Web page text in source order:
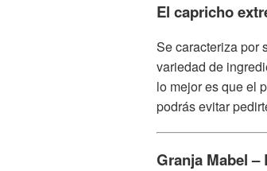
El capricho
Se caracteriza por
variedad de
lo mejor es que el
podrás evitar
Granja Mabel –